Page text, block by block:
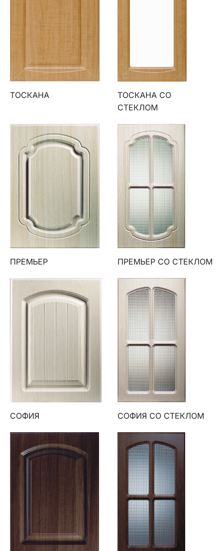
ТОСКАНА
ТОСКАНА СО
СТЕКЛОМ
ПРЕМЬЕР ПРЕМЬЕР СО СТЕКЛОМ
СОФИЯ СОФИЯ СО СТЕКЛОМ